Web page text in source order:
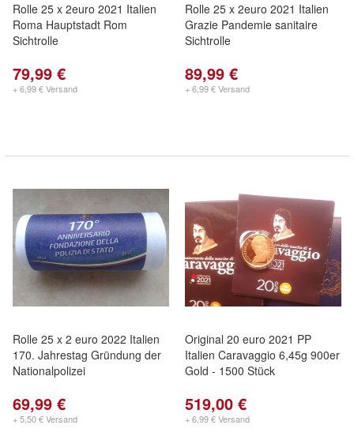
Rolle 25 x 2euro 2021 Italien
Roma Hauptstadt Rom
Sichtrolle
79,99 €
+ 6,99 € Versand
Rolle 25 x 2euro 2021 Italien
Grazie Pandemie sanitaire
Sichtrolle
89,99 €
+ 6,99 € Versand
Rolle 25 x 2 euro 2022 Italien
170. Jahrestag Gründung der
Nationalpolizei
69,99 €
+ 5,50 € Versand
Original 20 euro 2021 PP
Italien Caravaggio 6,45g 900er
Gold - 1500 Stück
519,00 €
+ 6,99 € Versand